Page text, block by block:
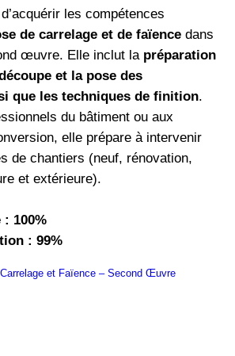
les compétences
de carrelage et de faïence dans
œuvre. Elle inclut la préparation
et la pose des
que les techniques de finition.
du bâtiment ou aux
elle prépare à intervenir
de chantiers (neuf, rénovation,
et extérieure).
: 100%
: 99%
et Faïence – Second Œuvre